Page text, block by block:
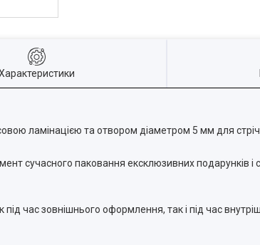
ламінацією та отвором діаметром 5 мм для
сучасного паковання ексклюзивних подарунків і
час зовнішнього оформлення, так і під час